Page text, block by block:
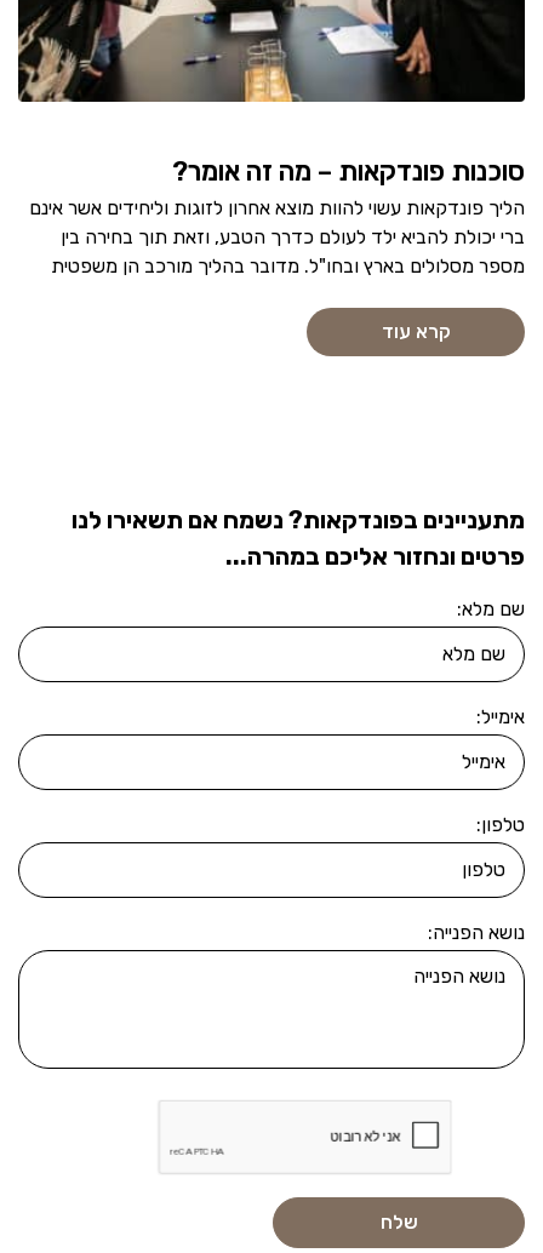
סוכנות פונדקאות – מה זה אומר?
הליך פונדקאות עשוי להוות מוצא אחרון לזוגות וליחידים אשר אינם
ברי יכולת להביא ילד לעולם כדרך הטבע, וזאת תוך בחירה בין
מספר מסלולים בארץ ובחו"ל. מדובר בהליך מורכב הן משפטית
קרא עוד
מתעניינים בפונדקאות? נשמח אם תשאירו לנו
פרטים ונחזור אליכם במהרה...
שם מלא:
אימייל:
טלפון:
נושא הפנייה: